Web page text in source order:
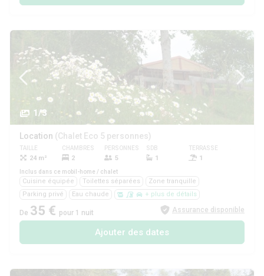
1/3
Location (Chalet Eco 5 personnes)
TAILLE
24 m²
CHAMBRES
2
PERSONNES
5
SDB
1
TERRASSE
1
Inclus dans ce mobil-home / chalet
Cuisine équipée Toilettes séparées
Zone tranquille
Parking privé
Eau chaude + plus de détails
De 35 € pour 1 nuit Assurance disponible
Ajouter des dates